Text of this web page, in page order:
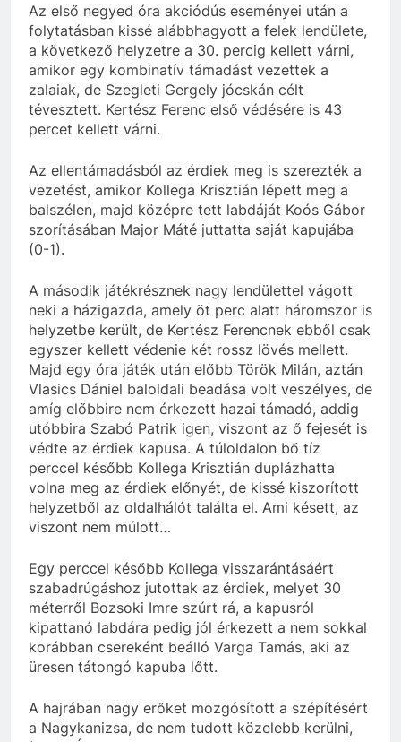
Az első negyed óra akciódús eseményei után a
folytatásban kissé alábbhagyott a felek lendülete,
a következő helyzetre a 30. percig kellett várni,
amikor egy kombinatív támadást vezettek a
zalaiak, de Szegleti Gergely jócskán célt
tévesztett. Kertész Ferenc első védésére is 43
percet kellett várni.
Az ellentámadásból az érdiek meg is szerezték a
vezetést, amikor Kollega Krisztián lépett meg a
balszélen, majd középre tett labdáját Koós Gábor
szorításában Major Máté juttatta saját kapujába
(0-1).
A második játékrésznek nagy lendülettel vágott
neki a házigazda, amely öt perc alatt háromszor is
helyzetbe került, de Kertész Ferencnek ebből csak
egyszer kellett védenie két rossz lövés mellett.
Majd egy óra játék után előbb Török Milán, aztán
Vlasics Dániel baloldali beadása volt veszélyes, de
amíg előbbire nem érkezett hazai támadó, addig
utóbbira Szabó Patrik igen, viszont az ő fejesét is
védte az érdiek kapusa. A túloldalon bő tíz
perccel később Kollega Krisztián duplázhatta
volna meg az érdiek előnyét, de kissé kiszorított
helyzetből az oldalhálót találta el. Ami késett, az
viszont nem múlott…
Egy perccel később Kollega visszarántásáért
szabadrúgáshoz jutottak az érdiek, melyet 30
méterről Bozsoki Imre szúrt rá, a kapusról
kipattanó labdára pedig jól érkezett a nem sokkal
korábban csereként beálló Varga Tamás, aki az
üresen tátongó kapuba lőtt.
A hajrában nagy erőket mozgósított a szépítésért
a Nagykanizsa, de nem tudott közelebb kerülni,